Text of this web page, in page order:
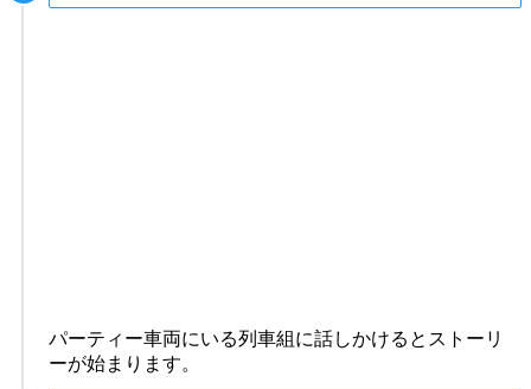
パーティー車両にいる列車組に話しかけるとストーリ
ーが始まります。